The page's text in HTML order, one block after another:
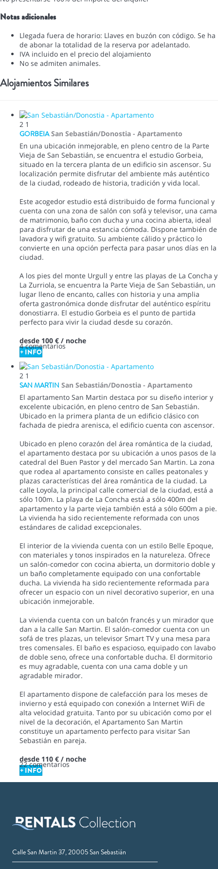
Notas adicionales
Llegada fuera de horario: Llaves en buzón con código. Se ha
de abonar la totalidad de la reserva por adelantado.
IVA incluido en el precio del alojamiento
No se admiten animales.
Alojamientos Similares
2 1
GORBEIA San Sebastián/Donostia - Apartamento
En una ubicación inmejorable, en pleno centro de la Parte
Vieja de San Sebastián, se encuentra el estudio Gorbeia,
situado en la tercera planta de un edificio sin ascensor. Su
localización permite disfrutar del ambiente más auténtico
de la ciudad, rodeado de historia, tradición y vida local.
Este acogedor estudio está distribuido de forma funcional y
cuenta con una zona de salón con sofá y televisor, una cama
de matrimonio, baño con ducha y una cocina abierta, ideal
para disfrutar de una estancia cómoda. Dispone también de
lavadora y wifi gratuito. Su ambiente cálido y práctico lo
convierte en una opción perfecta para pasar unos días en la
ciudad.
A los pies del monte Urgull y entre las playas de La Concha y
La Zurriola, se encuentra la Parte Vieja de San Sebastián, un
lugar lleno de encanto, calles con historia y una amplia
oferta gastronómica donde disfrutar del auténtico espíritu
donostiarra. El estudio Gorbeia es el punto de partida
perfecto para vivir la ciudad desde su corazón.
4 comentarios
desde 100 € / noche
+ INFO
2 1
SAN MARTIN San Sebastián/Donostia - Apartamento
El apartamento San Martin destaca por su diseño interior y
excelente ubicación, en pleno centro de San Sebastián.
Ubicado en la primera planta de un edificio clásico con
fachada de piedra arenisca, el edificio cuenta con ascensor.
Ubicado en pleno corazón del área romántica de la ciudad,
el apartamento destaca por su ubicación a unos pasos de la
catedral del Buen Pastor y del mercado San Martin. La zona
que rodea al apartamento consiste en calles peatonales y
plazas características del área romántica de la ciudad. La
calle Loyola, la principal calle comercial de la ciudad, está a
sólo 100m. La playa de La Concha está a sólo 400m del
apartamento y la parte vieja también está a sólo 600m a pie.
La vivienda ha sido recientemente reformada con unos
estándares de calidad excepcionales.
El interior de la vivienda cuenta con un estilo Belle Epoque,
con materiales y tonos inspirados en la natureleza. Ofrece
un salón-comedor con cocina abierta, un dormitorio doble y
un baño completamente equipado con una confortable
ducha. La vivienda ha sido recientemente reformada para
ofrecer un espacio con un nivel decorativo superior, en una
ubicación inmejorable.
La vivienda cuenta con un balcón francés y un mirador que
dan a la calle San Martin. El salón-comedor cuenta con un
sofá de tres plazas, un televisor Smart TV y una mesa para
tres comensales. El baño es espacioso, equipado con lavabo
de doble seno, ofrece una confortable ducha. El dormitorio
es muy agradable, cuenta con una cama doble y un
agradable mirador.
El apartamento dispone de calefacción para los meses de
invierno y está equipado con conexión a Internet WiFi de
alta velocidad gratuita. Tanto por su ubicación como por el
nivel de la decoración, el Apartamento San Martin
constituye un apartamento perfecto para visitar San
Sebastián en pareja.
22 comentarios
desde 110 € / noche
+ INFO
Calle San Martin 37, 20005 San Sebastián